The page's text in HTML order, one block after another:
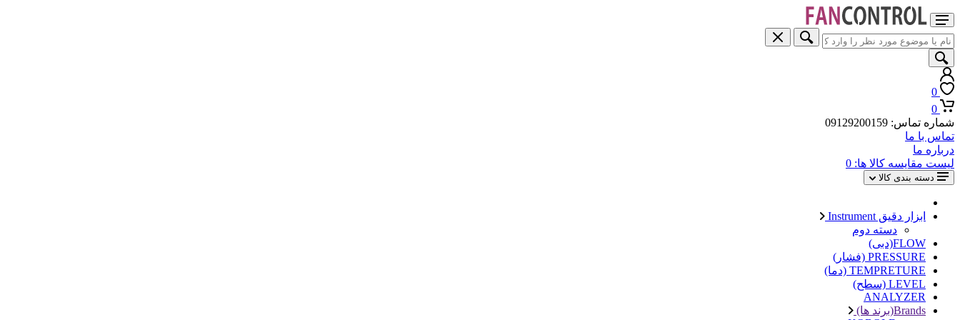
0
0
شماره تماس: 09129200159
تماس با ما
درباره ما
لیست مقایسه کالا ها: 0
دسته بندی کالا
ابزار دقیق Instrument
دسته دوم
FLOW(دبی)
PRESSURE (فشار)
TEMPRETURE (دما)
LEVEL (سطح)
ANALYZER
Brands(برند ها)